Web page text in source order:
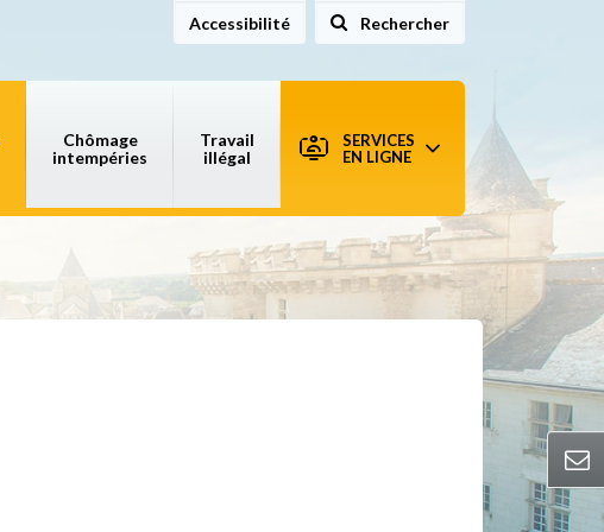
Accessibilité Rechercher
Chômage
intempéries
Travail
illégal
SERVICES
EN LIGNE